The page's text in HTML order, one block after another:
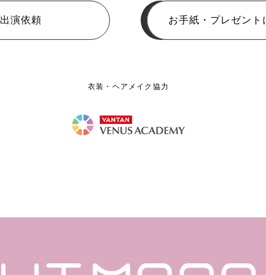
出演依頼 お手紙・プレゼント
衣装・ヘアメイク協力